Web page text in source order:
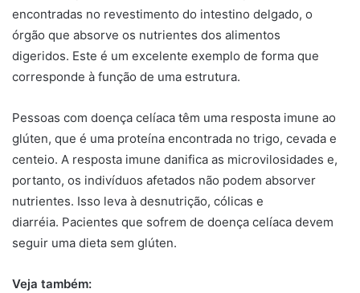
encontradas no revestimento do intestino delgado, o
órgão que absorve os nutrientes dos alimentos
digeridos. Este é um excelente exemplo de forma que
corresponde à função de uma estrutura.
Pessoas com doença celíaca têm uma resposta imune ao
glúten, que é uma proteína encontrada no trigo, cevada e
centeio. A resposta imune danifica as microvilosidades e,
portanto, os indivíduos afetados não podem absorver
nutrientes. Isso leva à desnutrição, cólicas e
diarréia. Pacientes que sofrem de doença celíaca devem
seguir uma dieta sem glúten.
Veja também: